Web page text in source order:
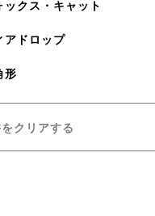
ックス・キャット
アドロップ
形
クリアする